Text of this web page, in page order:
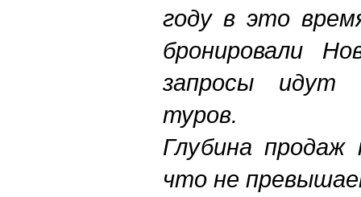
году в это
бронировали
запросы идут
туров.
Глубина продаж
что не